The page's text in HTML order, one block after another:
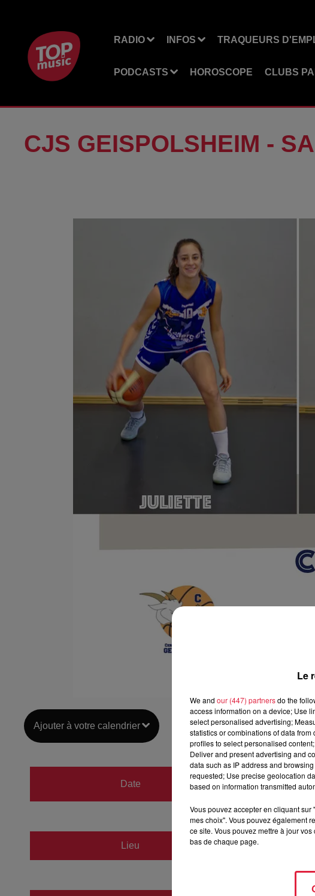
RADIO INFOS TRAQUEURS
PODCASTS HOROSCOPE CLUBS
CJS GEISPOLSHEIM -
Ajouter à votre calendrier
Date
du20 octobre
20 octobre
Lieu GEISPOLSHEIM
Le
We and our (447) partnersdo the
access information on a device; Use
select personalised advertising;
statistics or combinations of data
profiles to select personalised
Deliver and present advertising and
data such as IP address and
requested; Use precise geolocation
based on information transmitted
Vous pouvez accepter en cliquant
mes choix". Vous pouvez également
ce site. Vous pouvez mettre à jour
bas de chaque page.